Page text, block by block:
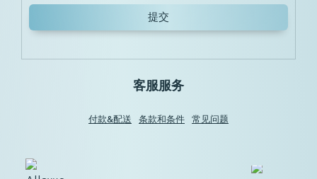
提交
客服服务
付款&配送 条款和条件 常见问题